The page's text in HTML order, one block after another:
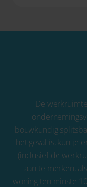
De
bouwkundig
het geval is, kun je
(inclusief de
aan te merken,
woning ten minste